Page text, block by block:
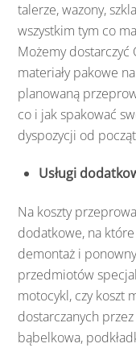
talerze, wazony,
wszystkim tym co
Możemy dostarczyć
materiały pakowe
planowaną
co i jak spakować
dyspozycji od
Usługi
Na koszty
dodatkowe, na
demontaż i
przedmiotów
motocykl, czy koszt
dostarczanych
bąbelkowa,